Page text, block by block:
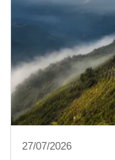
27/07/2026